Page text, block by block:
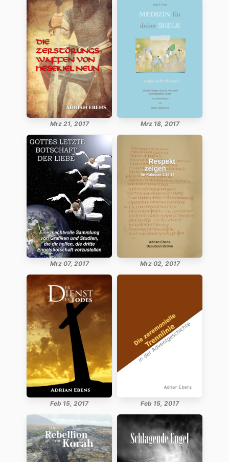
Mrz 21, 2017 Mrz 18, 2017
Mrz 07, 2017 Mrz 02, 2017
Feb 15, 2017 Feb 15, 2017